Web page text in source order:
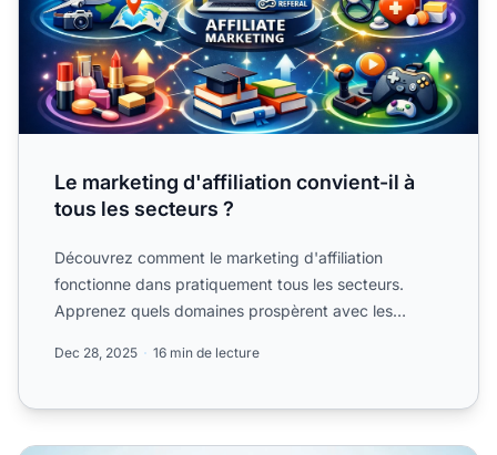
Le marketing d'affiliation convient-il à
tous les secteurs ?
Découvrez comment le marketing d'affiliation
fonctionne dans pratiquement tous les secteurs.
Apprenez quels domaines prospèrent avec les
Dec 28, 2025 16 min de lecture